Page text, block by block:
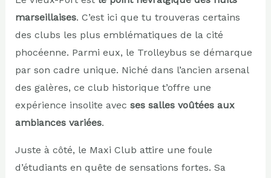
marseillaises. C’est ici que tu trouveras certains
des clubs les plus emblématiques de la cité
phocéenne. Parmi eux, le Trolleybus se démarque
par son cadre unique. Niché dans l’ancien arsenal
des galères, ce club historique t’offre une
expérience insolite avec ses salles voûtées aux
ambiances variées.
Juste à côté, le Maxi Club attire une foule
d’étudiants en quête de sensations fortes. Sa